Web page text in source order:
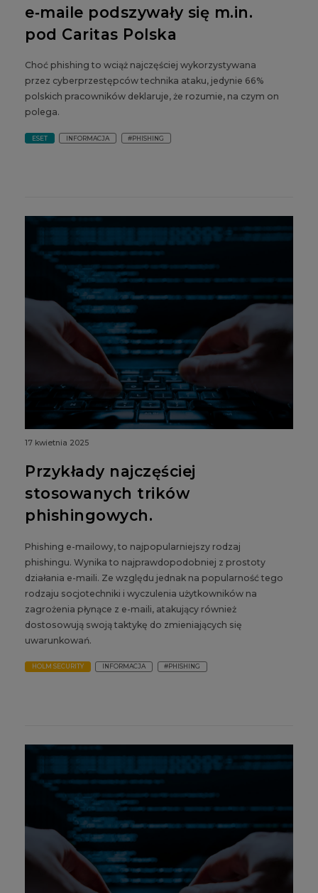
e‑maile podszywały się m.in.
pod Caritas Polska
Choć phishing to wciąż najczęściej wykorzystywana
przez cyberprzestępców technika ataku, jedynie 66%
polskich pracowników deklaruje, że rozumie, na czym on
polega.
ESET INFORMACJA #PHISHING
17 kwietnia 2025
Przykłady najczęściej
stosowanych trików
phishingowych.
Phishing e-mailowy, to najpopularniejszy rodzaj
phishingu. Wynika to najprawdopodobniej z prostoty
działania e-maili. Ze względu jednak na popularność tego
rodzaju socjotechniki i wyczulenia użytkowników na
zagrożenia płynące z e-maili, atakujący również
dostosowują swoją taktykę do zmieniających się
uwarunkowań.
HOLM SECURITY INFORMACJA #PHISHING